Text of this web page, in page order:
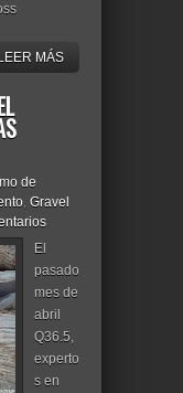
LEER MÁS
de
, Gravel
El
pasado
mes de
abril
Q36.5,
experto
s en